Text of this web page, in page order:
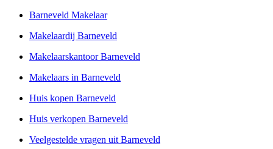
Barneveld Makelaar
Makelaardij Barneveld
Makelaarskantoor Barneveld
Makelaars in Barneveld
Huis kopen Barneveld
Huis verkopen Barneveld
Veelgestelde vragen uit Barneveld